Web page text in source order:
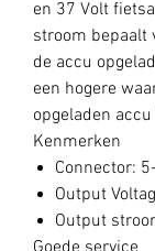
en 37 Volt
stroom bepaalt
de accu
een hogere
opgeladen
Kenmerken
Connector:
Output
Output